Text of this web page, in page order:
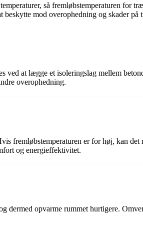
så fremløbstemperaturen for
mod overophedning og skader på
at lægge et isoleringslag mellem
overophedning.
fremløbstemperaturen er for høj, kan det
og energieffektivitet.
dermed opvarme rummet hurtigere.